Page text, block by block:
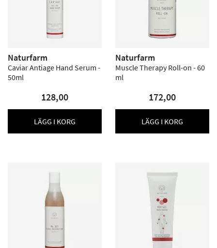
Naturfarm
Caviar Antiage Hand Serum -
50ml
128,00
LÄGG I KORG
Naturfarm
Muscle Therapy Roll-on - 60
ml
172,00
LÄGG I KORG